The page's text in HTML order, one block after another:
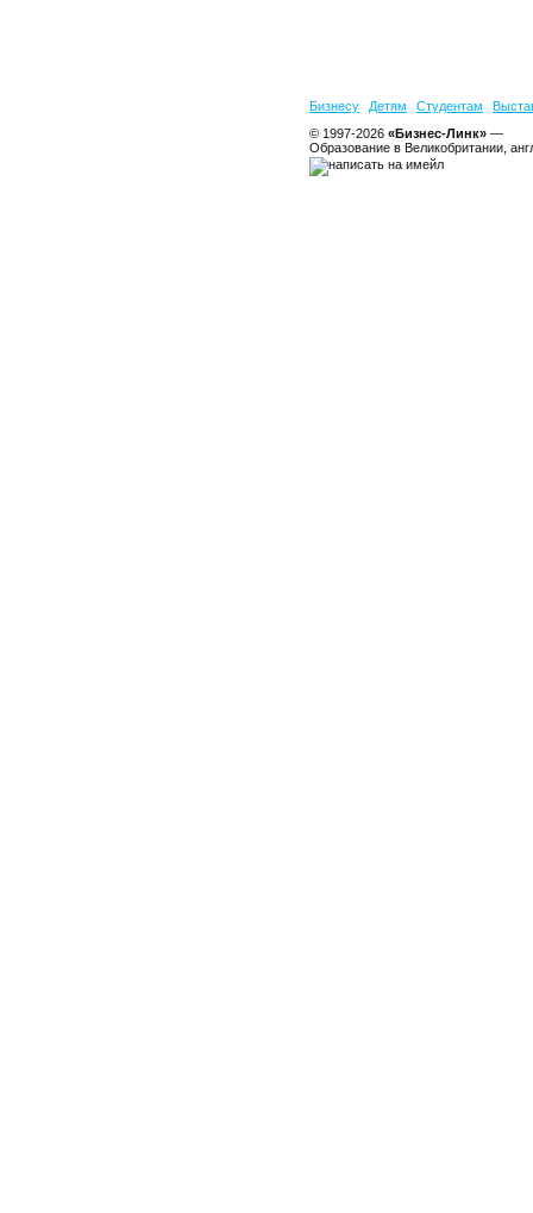
Бизнесу Детям Студентам
© 1997-2026 «Бизнес-Линк» —
Образование в Великобритании,